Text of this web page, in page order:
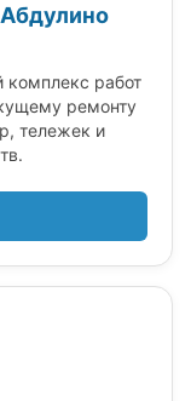
работ
ремонту
тележек и